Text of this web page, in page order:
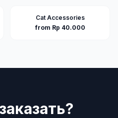
Cat Accessories
from Rp 40.000